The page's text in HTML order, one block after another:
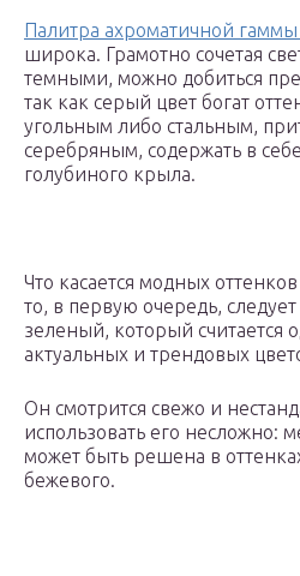
Палитра ахроматичной гаммы
широка. Грамотно сочетая
темными, можно добиться
так как серый цвет богат
угольным либо стальным,
серебряным, содержать в
голубиного крыла.
Что касается модных
то, в первую очередь,
зеленый, который считается
актуальных и трендовых
Он смотрится свежо и
использовать его несложно:
может быть решена в
бежевого.